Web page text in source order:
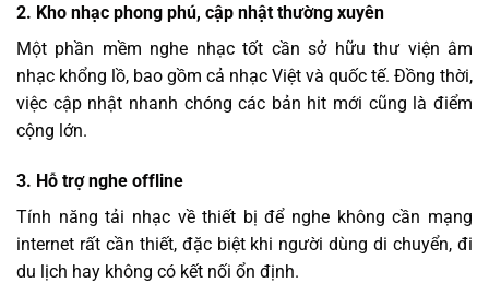
2. Kho nhạc phong phú, cập nhật thường xuyên
Một phần mềm nghe nhạc tốt cần sở hữu thư viện âm
nhạc khổng lồ, bao gồm cả nhạc Việt và quốc tế. Đồng thời,
việc cập nhật nhanh chóng các bản hit mới cũng là điểm
cộng lớn.
3. Hỗ trợ nghe offline
Tính năng tải nhạc về thiết bị để nghe không cần mạng
internet rất cần thiết, đặc biệt khi người dùng di chuyển, đi
du lịch hay không có kết nối ổn định.